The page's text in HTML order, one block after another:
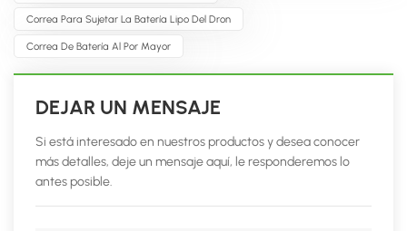
Correa Para Sujetar La Batería Lipo Del Dron
Correa De Batería Al Por Mayor
DEJAR UN MENSAJE
Si está interesado en nuestros productos y desea conocer
más detalles, deje un mensaje aquí, le responderemos lo
antes posible.